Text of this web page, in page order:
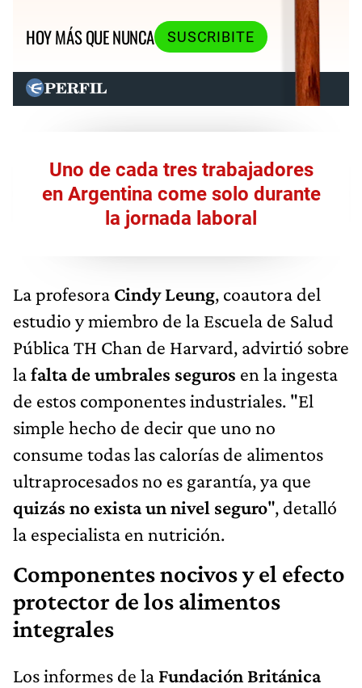
HOY MÁS QUE NUNCA
SUSCRIBITE
Uno de cada tres trabajadores
en Argentina come solo durante
la jornada laboral
La profesora Cindy Leung, coautora del
estudio y miembro de la Escuela de Salud
Pública TH Chan de Harvard, advirtió sobre
lafalta de umbrales seguros en la ingesta
de estos componentes industriales. "El
simple hecho de decir que uno no
consume todas las calorías de alimentos
ultraprocesados no es garantía, ya que
quizás no exista un nivel seguro", detalló
la especialista en nutrición.
Componentes nocivos y el efecto
protector de los alimentos
integrales
Los informes de la Fundación Británica